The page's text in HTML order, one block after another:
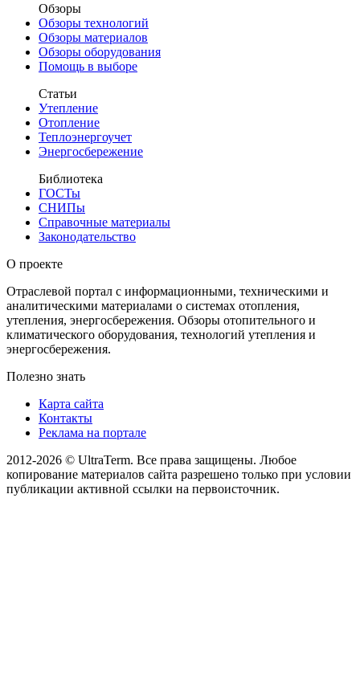
Обзоры
Обзоры технологий
Обзоры материалов
Обзоры оборудования
Помощь в выборе
Статьи
Утепление
Отопление
Теплоэнергоучет
Энергосбережение
Библиотека
ГОСТы
СНИПы
Справочные материалы
Законодательство
О проекте
Отраслевой портал с информационными, техническими и
аналитическими материалами о системах отопления,
утепления, энергосбережения. Обзоры отопительного и
климатического оборудования, технологий утепления и
энергосбережения.
Полезно знать
Карта сайта
Контакты
Реклама на портале
2012-2026 © UltraTerm. Все права защищены. Любое
копирование материалов сайта разрешено только при условии
публикации активной ссылки на первоисточник.